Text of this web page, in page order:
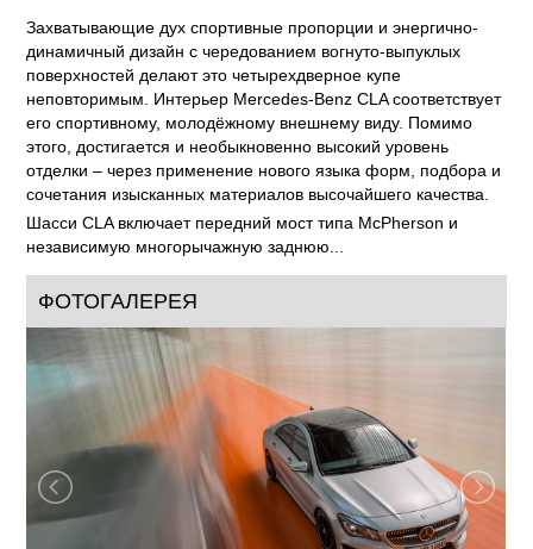
Захватывающие дух спортивные пропорции и энергично-
динамичный дизайн с чередованием вогнуто-выпуклых
поверхностей делают это четырехдверное купе
неповторимым. Интерьер Mercedes-Benz CLA соответствует
его спортивному, молодёжному внешнему виду. Помимо
этого, достигается и необыкновенно высокий уровень
отделки – через применение нового языка форм, подбора и
сочетания изысканных материалов высочайшего качества.
Шасси CLA включает передний мост типа McPherson и
независимую многорычажную заднюю...
ФОТОГАЛЕРЕЯ